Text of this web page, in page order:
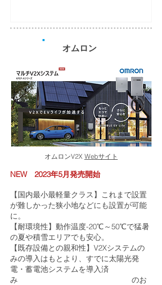
オムロン
オムロンV2X Webサイト
NEW 2023年5月発売開始
【国内最小最軽量クラス】これまで設置
が難しかった狭小地などにも設置が可能
に。
【耐環境性】動作温度-20℃～50℃で猛暑
の夏や積雪エリアでも安心。
【既存設備との親和性】V2Xシステムの
みの導入はもとより、すでに太陽光発
電・蓄電池システムを導入済
み のお